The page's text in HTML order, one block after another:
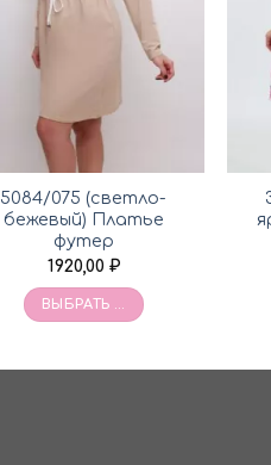
5084/075 (светло-
бежевый) Платье
футер
1920,00 ₽
ВЫБРАТЬ ...